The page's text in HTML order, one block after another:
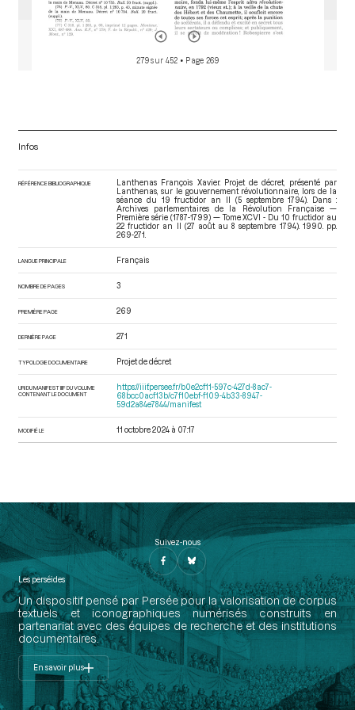
279 sur 452 • Page 269
Infos
RÉFÉRENCE BIBLIOGRAPHIQUE
Lanthenas François Xavier. Projet de décret, présenté par
Lanthenas, sur le gouvernement révolutionnaire, lors de la
séance du 19 fructidor an II (5 septembre 1794). Dans :
Archives parlementaires de la Révolution Française —
Première série (1787-1799) — Tome XCVI - Du 10 fructidor au
22 fructidor an II (27 août au 8 septembre 1794). 1990. pp.
269-271.
LANGUE PRINCIPALE Français
NOMBRE DE PAGES 3
PREMIÈRE PAGE 269
DERNIÈRE PAGE 271
TYPOLOGIE DOCUMENTAIRE Projet de décret
URI DU MANIFEST IIIF DU VOLUME
CONTENANT LE DOCUMENT
https://iiif.persee.fr/b0e2cf11-597c-427d-8ac7-
68bcc0acf13b/c7f10ebf-f109-4b33-8947-
59d2a84e7844/manifest
MODIFIÉ LE 11 octobre 2024 à 07:17
Suivez-nous
Les perséides
Un dispositif pensé par Persée pour la valorisation de corpus
textuels et iconographiques numérisés construits en
partenariat avec des équipes de recherche et des institutions
documentaires.
En savoir plus